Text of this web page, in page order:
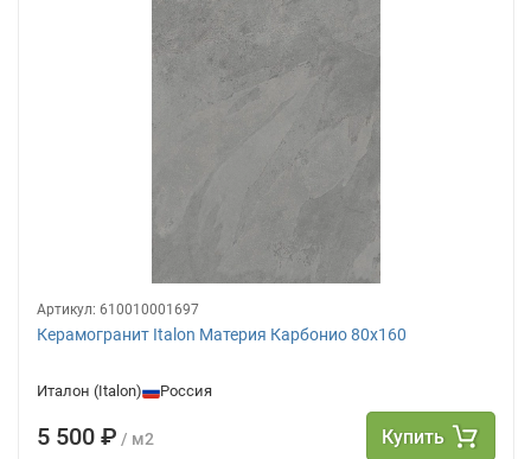
Артикул: 610010001697
Керамогранит Italon Материя Карбонио 80х160
Италон (Italon) Россия
5 500 ₽ / м2 Купить